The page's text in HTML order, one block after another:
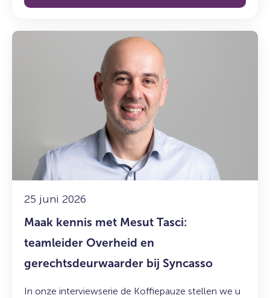
25 juni 2026
Maak kennis met Mesut Tasci:
teamleider Overheid en
gerechtsdeurwaarder bij Syncasso
In onze interviewserie de Koffiepauze stellen we u
Lees
teamleider
Overheid
en
gerechtsdeurwaarder
Syncasso